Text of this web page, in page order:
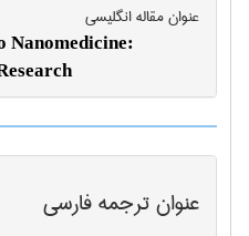
عنوان مقاله انگليسی
Nanomedicine:
عنوان ترجمه فارسی